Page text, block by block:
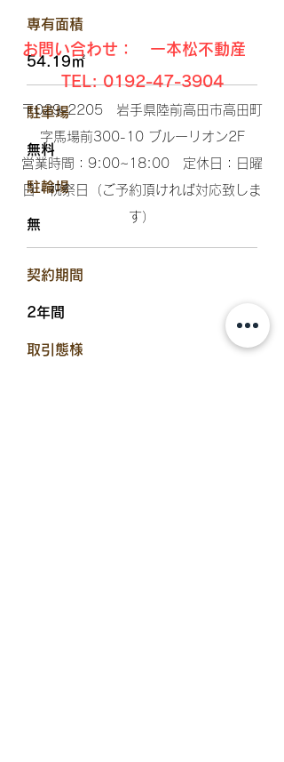
​専有面積
54.19㎡
駐車場
無料
​駐輪場
無
​契約期間
2年間
​取引態様
お問い合わせ： 一本松不動産
TEL:0192-47-3904
〒029-2205 岩手県陸前高田市高田町
字馬場前300-10 ブルーリオン2F​
営業時間：9:00~18:00 定休日：日曜
日・祝祭日（ご予約頂ければ対応致しま
す）​